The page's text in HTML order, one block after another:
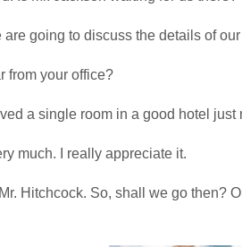
are going to discuss the details of
from your office?
a single room in a good hotel just
much. I really appreciate it.
Hitchcock. So, shall we go then?